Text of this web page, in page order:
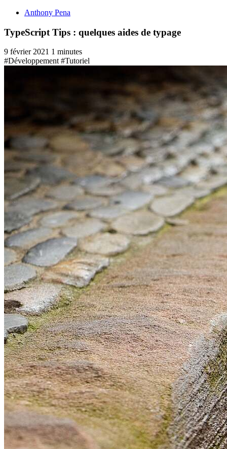
Anthony Pena
TypeScript Tips : quelques aides de typage
9 février 2021 1 minutes
#Développement #Tutoriel